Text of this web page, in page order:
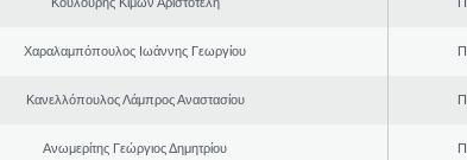
Χαραλαμπόπουλος Ιωάννης Γεωργίου
Κανελλόπουλος Λάμπρος Αναστασίου
Ανωμερίτης Γεώργιος Δημητρίου